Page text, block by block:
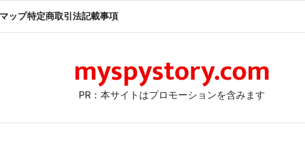
ップ特定商取引法記載事項
myspystory.com
PR：本サイトはプロモーションを含みます